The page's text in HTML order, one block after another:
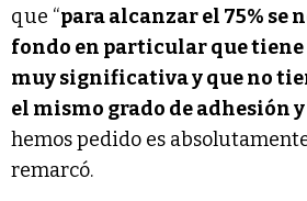
que “para alcanzar el 75% se
fondo en particular que
muy significativa y que no
el mismo grado de adhesión
hemos pedido es
remarcó.